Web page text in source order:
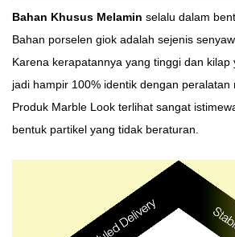
Bahan Khusus Melamin selalu dalam
Bahan porselen giok adalah sejenis
Karena kerapatannya yang tinggi dan
jadi hampir 100% identik dengan peralatan
Produk Marble Look terlihat sangat
bentuk partikel yang tidak beraturan.